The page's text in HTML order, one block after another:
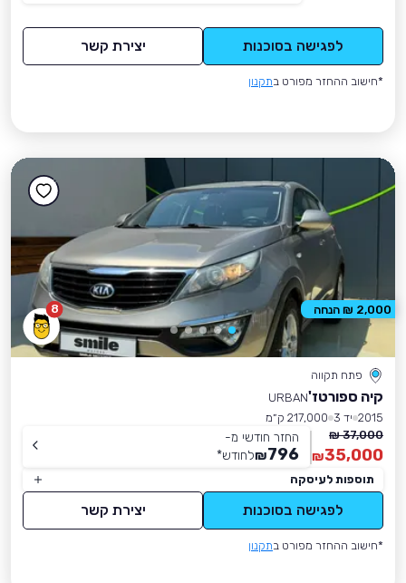
לפגישה בסוכנות יצירת קשר
*חישוב ההחזר מפורט בתקנון
8
פתח תקווה
קיה ספורטז'URBAN
2015 יד 3
217,000 ק״מ
37,000 ₪
35,000
₪
החזר חודשי מ-
796
₪לחודש*
תוספות לעיסקה
לפגישה בסוכנות יצירת קשר
*חישוב ההחזר מפורט בתקנון
2,000 ₪ הנחה